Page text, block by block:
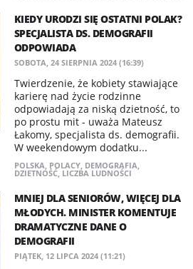
KIEDY URODZI SIĘ OSTATNI POLAK?
SPECJALISTA DS. DEMOGRAFII
ODPOWIADA
SOBOTA, 24 SIERPNIA 2024 (16:39)
Twierdzenie, że kobiety stawiające
karierę nad życie rodzinne
odpowiadają za niską dzietność, to
po prostu mit - uważa Mateusz
Łakomy, specjalista ds. demografii.
W weekendowym dodatku...
POLSKA, POLACY, DEMOGRAFIA,
DZIETNOŚĆ, LICZBA LUDNOŚCI
MNIEJ DLA SENIORÓW, WIĘCEJ DLA
MŁODYCH. MINISTER KOMENTUJE
DRAMATYCZNE DANE O
DEMOGRAFII
PIĄTEK, 12 LIPCA 2024 (11:21)